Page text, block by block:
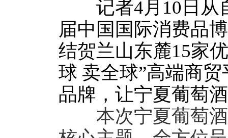
记者4月10日从
届中国国际消费品
结贺兰山东麓15家
球 卖全球”高端商
品牌，让宁夏葡萄
本次宁夏葡萄酒